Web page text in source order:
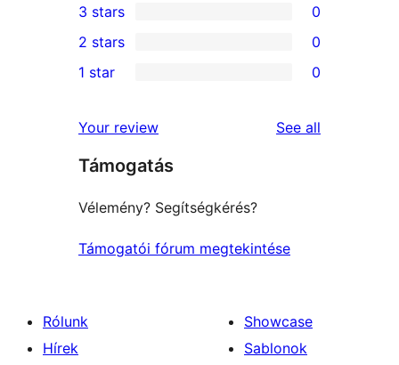
star
reviews
4-
star
reviews
0
3-
star
3 stars 0
2-
reviews
2 stars 0
star
reviews
1 star 0
Your review See all
Támogatás
Vélemény? Segítségkérés?
Támogatói fórum megtekintése
Rólunk
Hírek
Showcase
Sablonok